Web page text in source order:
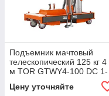
Подъемник мачтовый
телескопический 125 кг 4
м TOR GTWY4-100 DC 1-
мачтовый (автономный)
(G)
Цену уточняйте